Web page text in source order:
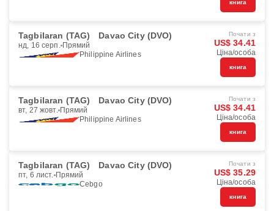
книга
Tagbilaran (TAG) Davao City (DVO)
нд, 16 серп. Прямий
Philippine Airlines
Почати з
US$ 34.41
Ціна/особа
книга
Tagbilaran (TAG) Davao City (DVO)
вт, 27 жовт. Прямий
Philippine Airlines
Почати з
US$ 34.41
Ціна/особа
книга
Tagbilaran (TAG) Davao City (DVO)
пт, 6 лист. Прямий
Cebgo
Почати з
US$ 35.29
Ціна/особа
книга